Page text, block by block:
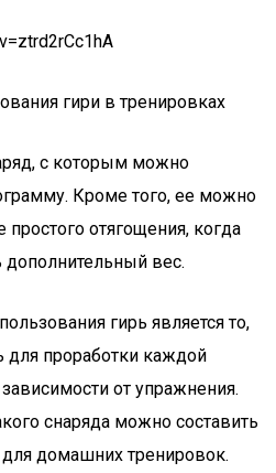
гири в тренировках
с которым можно
Кроме того, ее можно
простого отягощения, когда
дополнительный вес.
гирь является то,
для проработки каждой
от упражнения.
снаряда можно составить
домашних тренировок.